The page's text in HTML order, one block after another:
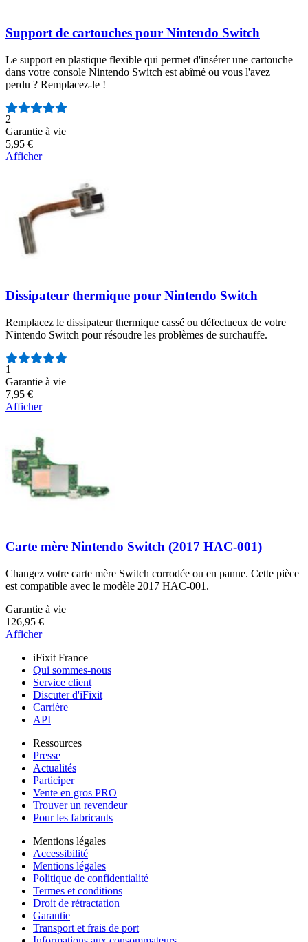
Support de cartouches pour Nintendo Switch
Le support en plastique flexible qui permet d'insérer une cartouche
dans votre console Nintendo Switch est abîmé ou vous l'avez
perdu ? Remplacez-le !
Nombre d'avis :
2
Garantie à vie
5,95 €
Afficher
Dissipateur thermique pour Nintendo Switch
Remplacez le dissipateur thermique cassé ou défectueux de votre
Nintendo Switch pour résoudre les problèmes de surchauffe.
Nombre d'avis :
1
Garantie à vie
7,95 €
Afficher
Carte mère Nintendo Switch (2017 HAC-001)
Changez votre carte mère Switch corrodée ou en panne. Cette pièce
est compatible avec le modèle 2017 HAC-001.
Garantie à vie
126,95 €
Afficher
iFixit France
Qui sommes-nous
Service client
Discuter d'iFixit
Carrière
API
Ressources
Presse
Actualités
Participer
Vente en gros PRO
Trouver un revendeur
Pour les fabricants
Mentions légales
Accessibilité
Mentions légales
Politique de confidentialité
Termes et conditions
Droit de rétractation
Garantie
Transport et frais de port